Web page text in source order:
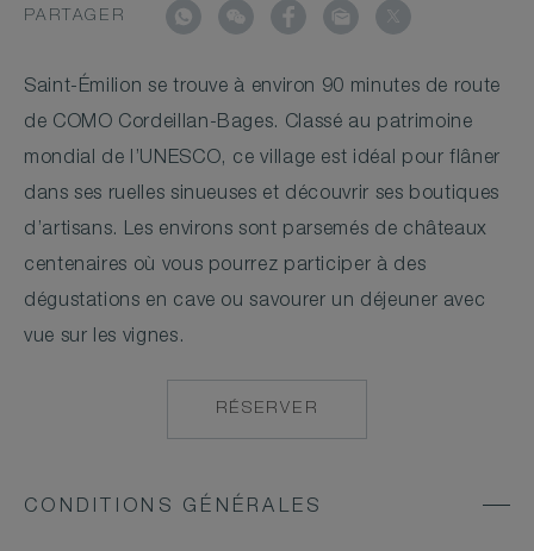
PARTAGER
Saint-Émilion se trouve à environ 90 minutes de route
de COMO Cordeillan-Bages. Classé au patrimoine
mondial de l’UNESCO, ce village est idéal pour flâner
dans ses ruelles sinueuses et découvrir ses boutiques
d’artisans. Les environs sont parsemés de châteaux
centenaires où vous pourrez participer à des
dégustations en cave ou savourer un déjeuner avec
vue sur les vignes.
RÉSERVER
CONDITIONS GÉNÉRALES